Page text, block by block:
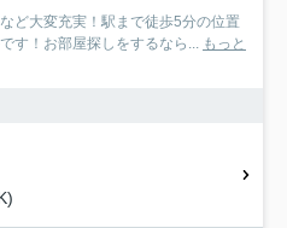
ど大変充実！駅まで徒歩5分の位置
す！お部屋探しをするなら... もっと